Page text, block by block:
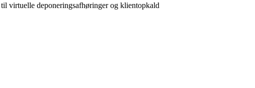
virtuelle deponerings­afhøringer og klientopkald